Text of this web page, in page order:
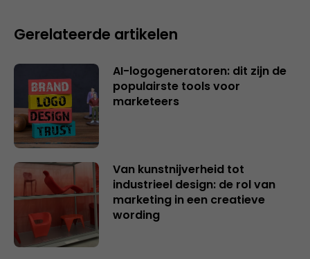
Gerelateerde artikelen
AI-logogeneratoren: dit zijn de
populairste tools voor
marketeers
Van kunstnijverheid tot
industrieel design: de rol van
marketing in een creatieve
wording